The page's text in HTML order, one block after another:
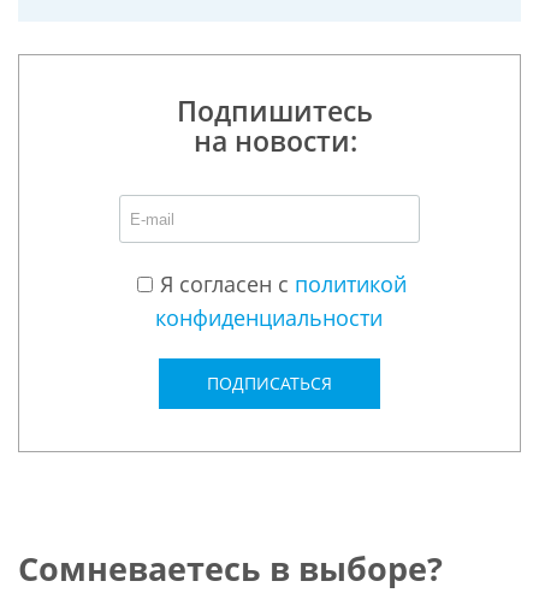
Подпишитесь
на новости:
Я согласен с политикой
конфиденциальности
ПОДПИСАТЬСЯ
Сомневаетесь в выборе?